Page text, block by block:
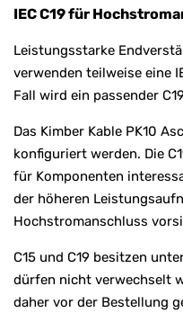
IEC C19 für
Leistungsstarke
verwenden teilweise eine
Fall wird ein passender
Das Kimber Kable PK10
konfiguriert werden. Die
für Komponenten
der höheren
Hochstromanschluss
C15 und C19 besitzen
dürfen nicht verwechselt
daher vor der Bestellung